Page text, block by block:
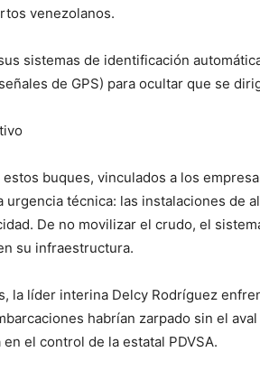
venezolanos.
sistemas de identificación
de GPS) para ocultar que se
buques, vinculados a los
urgencia técnica: las instalaciones de
De no movilizar el crudo, el
su infraestructura.
la líder interina Delcy Rodríguez
habrían zarpado sin el
el control de la estatal PDVSA.